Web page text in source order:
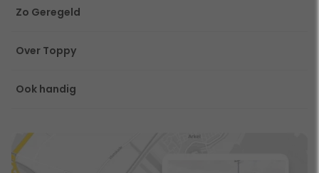
Zo Geregeld
Over Toppy
Ook handig